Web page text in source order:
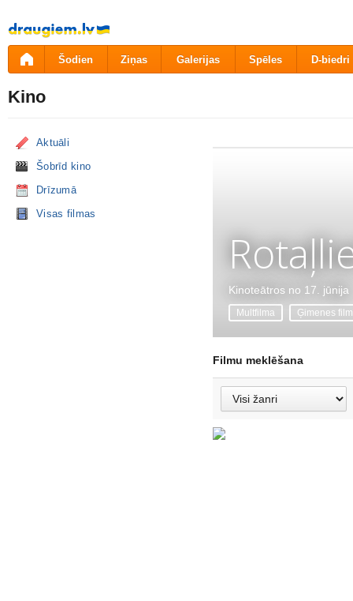
Pāriet
uz
saturu
Šodien Ziņas Galerijas Spēles D-biedri
Kino
Aktuāli
Šobrīd kino
Drīzumā
Visas filmas
Kinoteātros no 17. jūnija
Multfilma Ģimenes
Filmu meklēšana